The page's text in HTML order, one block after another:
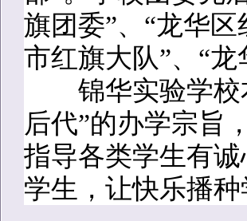
旗团委”、“龙华
市红旗大队”、“
锦华实验学校
后代”的办学宗旨
指导各类学生有
学生，让快乐播